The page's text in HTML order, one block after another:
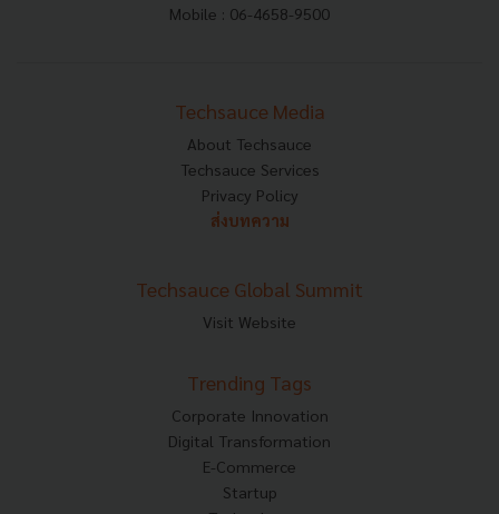
Mobile : 06-4658-9500
Techsauce Media
About Techsauce
Techsauce Services
Privacy Policy
ส่งบทความ
Techsauce Global Summit
Visit Website
Trending Tags
Corporate Innovation
Digital Transformation
E-Commerce
Startup